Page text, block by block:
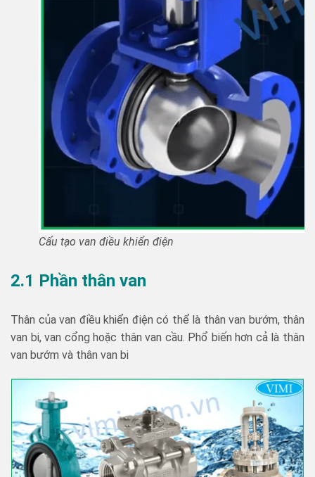
Cấu tạo van điều khiển điện
2.1 Phần thân van
Thân của van điều khiển điện có thể là thân van bướm, thân
van bi, van cổng hoặc thân van cầu. Phổ biến hơn cả là thân
van bướm và thân van bi